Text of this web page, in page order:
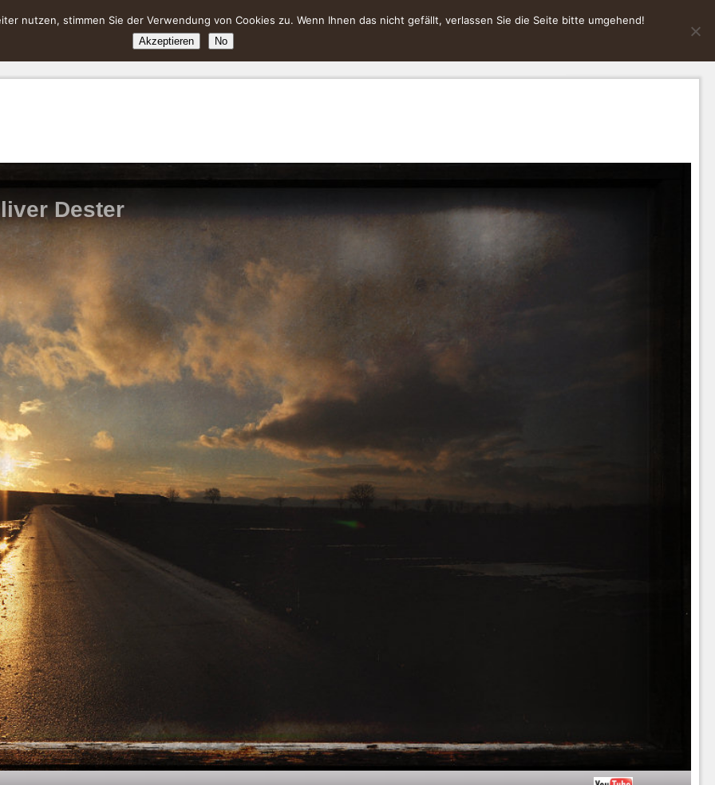
Dester
nutzen, stimmen Sie der Verwendung von Cookies zu. Wenn Ihnen das nicht gefällt, verlassen Sie die Seite bitte umgehend!
Akzeptieren No